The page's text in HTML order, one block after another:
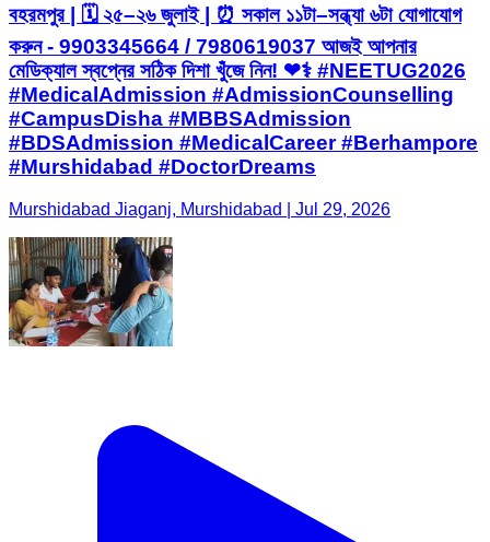
বহরমপুর | 🗓️ ২৫–২৬ জুলাই | ⏰ সকাল ১১টা–সন্ধ্যা ৬টা যোগাযোগ
করুন - 9903345664 / 7980619037 আজই আপনার
মেডিক্যাল স্বপ্নের সঠিক দিশা খুঁজে নিন! ❤️‍⚕️ #NEETUG2026
#MedicalAdmission #AdmissionCounselling
#CampusDisha #MBBSAdmission
#BDSAdmission #MedicalCareer #Berhampore
#Murshidabad #DoctorDreams
Murshidabad Jiaganj, Murshidabad | Jul 29, 2026